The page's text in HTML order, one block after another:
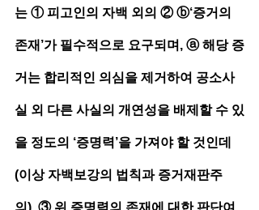
는 ① 피고인의 자백 외의 ② ⓑ‘증거의
존재’가 필수적으로 요구되며, ⓐ 해당 증
거는 합리적인 의심을 제거하여 공소사
실 외 다른 사실의 개연성을 배제할 수 있
을 정도의 ‘증명력’을 가져야 할 것인데
(이상 자백보강의 법칙과 증거재판주
의), ③ 위 증명력의 존재에 대한 판단여